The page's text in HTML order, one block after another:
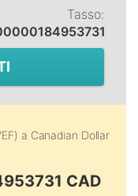
Tasso:
a Canadian Dollar
CAD